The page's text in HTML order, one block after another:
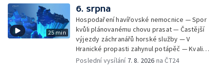
25 min
6. srpna
Hospodaření havířovské nemocnice — Spor
kvůli plánovanému chovu prasat — Častější
výjezdy záchranářů horské služby — V
Hranické propasti zahynul potápěč — Kvalita
vody ke koupání — Zavlažování zeleniny v
Poslední vysílání 7. 8. 2026 na ČT24